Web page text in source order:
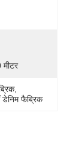
,
फैब्रिक